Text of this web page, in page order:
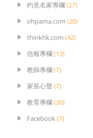
灼見名家專欄(27)
ohpama.com (20)
thinkhk.com (42)
信報專欄(13)
教師專欄(7)
家長心聲 (7)
教育專欄(30)
Facebook(7)